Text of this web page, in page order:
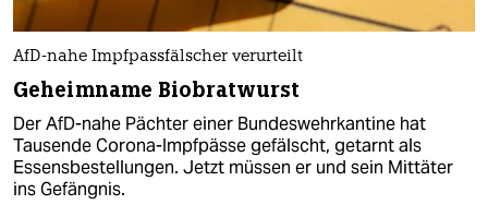
AfD-nahe Impfpassfälscher verurteilt
Geheimname Biobratwurst
Der AfD-nahe Pächter einer Bundeswehrkantine hat
Tausende Corona-Impfpässe gefälscht, getarnt als
Essensbestellungen. Jetzt müssen er und sein Mittäter
ins Gefängnis.